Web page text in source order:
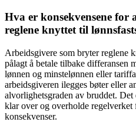
Hva er konsekvensene for
reglene knyttet til
Arbeidsgivere som bryter reglene
pålagt å betale tilbake differansen
lønnen og minstelønnen eller
arbeidsgiveren ilegges bøter eller
alvorlighetsgraden av bruddet.
klar over og overholde
konsekvenser.